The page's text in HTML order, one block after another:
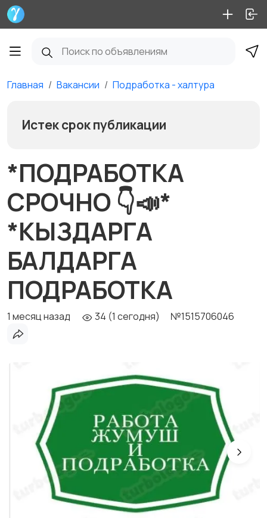
Главная Вакансии Подработка - халтура
Истек срок публикации
*ПОДРАБОТКА
СРОЧНО 👇📣*
*КЫЗДАРГА
БАЛДАРГА
ПОДРАБОТКА
1 месяц назад 34 (1 сегодня) №1515706046